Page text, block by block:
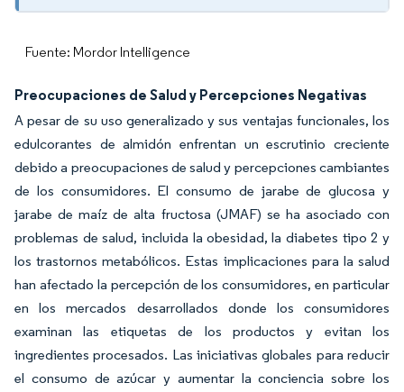
Fuente: Mordor Intelligence
Preocupaciones de Salud y Percepciones Negativas
A pesar de su uso generalizado y sus ventajas funcionales, los
edulcorantes de almidón enfrentan un escrutinio creciente
debido a preocupaciones de salud y percepciones cambiantes
de los consumidores. El consumo de jarabe de glucosa y
jarabe de maíz de alta fructosa (JMAF) se ha asociado con
problemas de salud, incluida la obesidad, la diabetes tipo 2 y
los trastornos metabólicos. Estas implicaciones para la salud
han afectado la percepción de los consumidores, en particular
en los mercados desarrollados donde los consumidores
examinan las etiquetas de los productos y evitan los
ingredientes procesados. Las iniciativas globales para reducir
el consumo de azúcar y aumentar la conciencia sobre los